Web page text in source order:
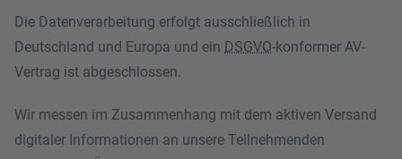
Die Datenverarbeitung erfolgt ausschließlich in
Deutschland und Europa und ein DSGVO-konformer AV-
Vertrag ist abgeschlossen.
Wir messen im Zusammenhang mit dem aktiven Versand
digitaler Informationen an unsere Teilnehmenden